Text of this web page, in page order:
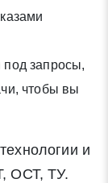
запросы,
чтобы вы
и
ОСТ, ТУ.